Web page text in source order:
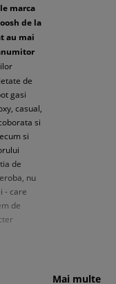
marca
de la
au mai
de
gasi
casual,
si
si
de
nu
- care
de
Mai multe